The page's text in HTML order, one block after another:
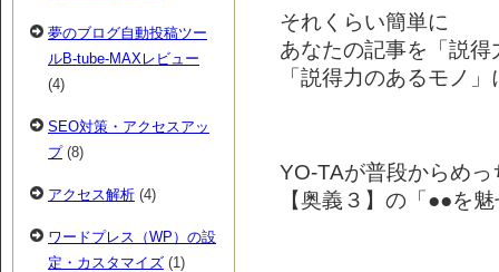
それくらい簡単に
あなたの記事を「説
「説得力のあるモノ
YO-TAが普段からめ
【奥義３】の「●●を
夢のブログ自動投稿ツー
ルB-tube-MAXレビュー
(4)
SEO対策・アクセスアッ
プ(8)
アクセス解析 (4)
ワードプレス（WP）の設
定・カスタマイズ (1)